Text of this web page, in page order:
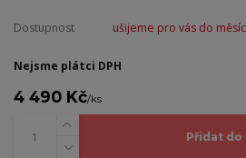
Dostupnost ušijeme pro vás do
Nejsme plátci DPH
4 490 Kč/ks
Přidat do